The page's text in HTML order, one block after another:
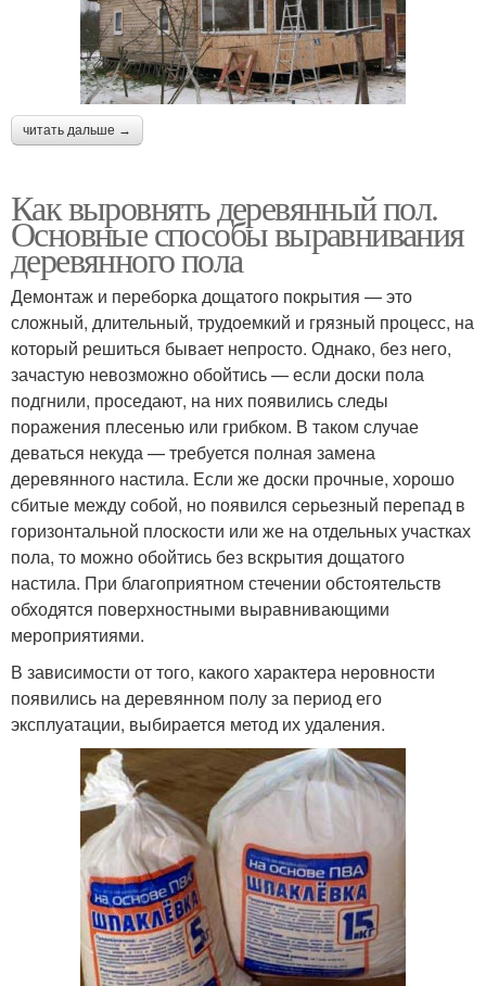
читать дальше →
Как выровнять деревянный пол.
Основные способы выравнивания
деревянного пола
Демонтаж и переборка дощатого покрытия — это
сложный, длительный, трудоемкий и грязный процесс, на
который решиться бывает непросто. Однако, без него,
зачастую невозможно обойтись — если доски пола
подгнили, проседают, на них появились следы
поражения плесенью или грибком. В таком случае
деваться некуда — требуется полная замена
деревянного настила. Если же доски прочные, хорошо
сбитые между собой, но появился серьезный перепад в
горизонтальной плоскости или же на отдельных участках
пола, то можно обойтись без вскрытия дощатого
настила. При благоприятном стечении обстоятельств
обходятся поверхностными выравнивающими
мероприятиями.
В зависимости от того, какого характера неровности
появились на деревянном полу за период его
эксплуатации, выбирается метод их удаления.